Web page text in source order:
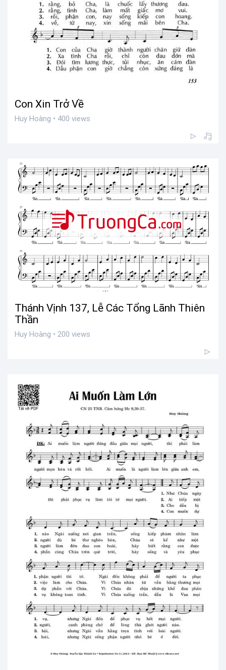
Con Xin Trở Về
Huy Hoàng • 400 views
Thánh Vịnh 137, Lễ Các Tổng Lãnh Thiên
Thần
Huy Hoàng • 200 views